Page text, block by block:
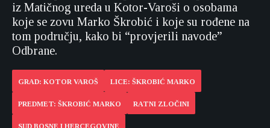
iz Matičnog ureda u Kotor-Varoši o osobama
koje se zovu Marko Škrobić i koje su rođene na
tom području, kako bi “provjerili navode”
Odbrane.
GRAD: KOTOR VAROŠ LICE: ŠKROBIĆ MARKO
PREDMET: ŠKROBIĆ MARKO RATNI ZLOČINI
SUD BOSNE I HERCEGOVINE